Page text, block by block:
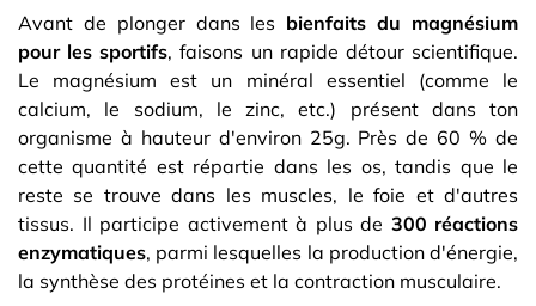
Avant de plonger dans les bienfaits du magnésium
pour les sportifs, faisons un rapide détour scientifique.
Le magnésium est un minéral essentiel (comme le
calcium, le sodium, le zinc, etc.) présent dans ton
organisme à hauteur d'environ 25g. Près de 60 % de
cette quantité est répartie dans les os, tandis que le
reste se trouve dans les muscles, le foie et d'autres
tissus. Il participe activement à plus de 300 réactions
enzymatiques, parmi lesquelles la production d'énergie,
la synthèse des protéines et la contraction musculaire.​